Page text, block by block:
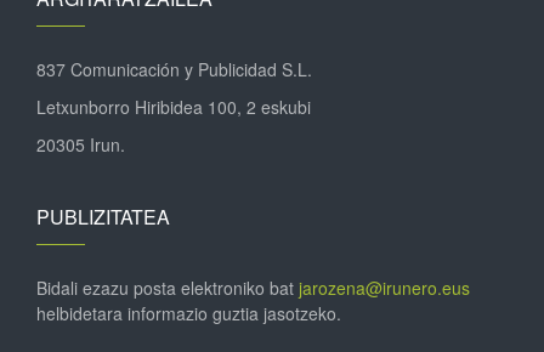
837 Comunicación y Publicidad S.L.
Letxunborro Hiribidea 100, 2 eskubi
20305 Irun.
PUBLIZITATEA
Bidali ezazu posta elektroniko bat jarozena@irunero.eus
helbidetara informazio guztia jasotzeko.